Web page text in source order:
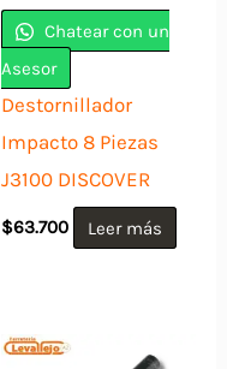
Chatear con un
Asesor
Destornillador
Impacto 8 Piezas
J3100 DISCOVER
$63.700 Leer más